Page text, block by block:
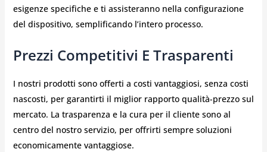
esigenze specifiche e ti assisteranno nella configurazione
del dispositivo, semplificando l’intero processo.
Prezzi Competitivi E Trasparenti
I nostri prodotti sono offerti a costi vantaggiosi, senza costi
nascosti, per garantirti il miglior rapporto qualità-prezzo sul
mercato. La trasparenza e la cura per il cliente sono al
centro del nostro servizio, per offrirti sempre soluzioni
economicamente vantaggiose.